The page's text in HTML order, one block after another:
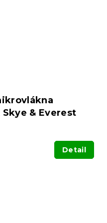
Skye & Everest
Detail